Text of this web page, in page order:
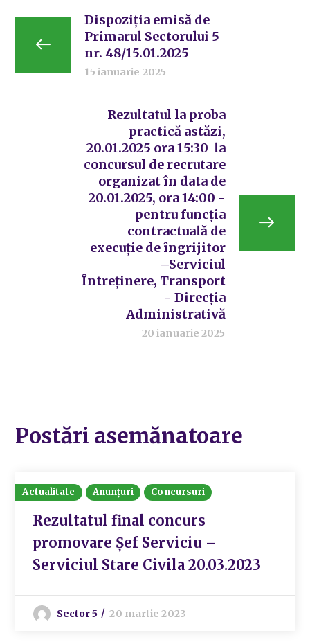
Dispoziția emisă de
Primarul Sectorului 5
nr. 48/15.01.2025
15 ianuarie 2025
Rezultatul la proba
practică astăzi,
20.01.2025 ora 15:30 la
concursul de recrutare
organizat în data de
20.01.2025, ora 14:00 -
pentru funcția
contractuală de
execuție de îngrijitor
–Serviciul
Întreținere, Transport
- Direcția
Administrativă
20 ianuarie 2025
Postări asemănatoare
Actualitate Anunțuri Concursuri
Rezultatul final concurs
promovare Șef Serviciu –
Serviciul Stare Civila 20.03.2023
Sector 5 20 martie 2023